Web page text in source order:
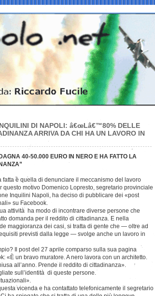
DI NAPOLI: â€œLâ€™80% DELLE
ARRIVA DA CHI HA UN LAVORO IN
40-50.000 EURO IN NERO E HA FATTO LA
fatta è quella di denunciare il meccanismo del lavoro
questo motivo Domenico Lopresto, segretario provinciale
Inquilini Napoli, ha deciso di pubblicare dei «post
su Facebook.
attività ha modo di incontrare diverse persone che
domanda per il reddito di cittadinanza. E nella
maggioranza dei casi, si tratta di gente che — oltre ad
previsti dalla legge — svolge anche un lavoro in
Il post del 27 aprile comparso sulla sua pagina
«È un bravo muratore. A nero lavora con un architetto.
all’anno. Prende il reddito di cittadinanza».
sull’identità di queste persone.
vicenda e ha contattato telefonicamente il segretario